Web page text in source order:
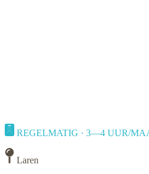
REGELMATIG · 3—4 UUR/
Laren